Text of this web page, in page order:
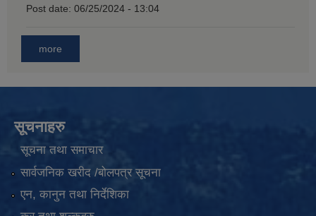
Post date: 06/25/2024 - 13:04
more
सूचनाहरु
सूचना तथा समाचार
सार्वजनिक खरीद /बोलपत्र सूचना
एन, कानुन तथा निर्देशिका